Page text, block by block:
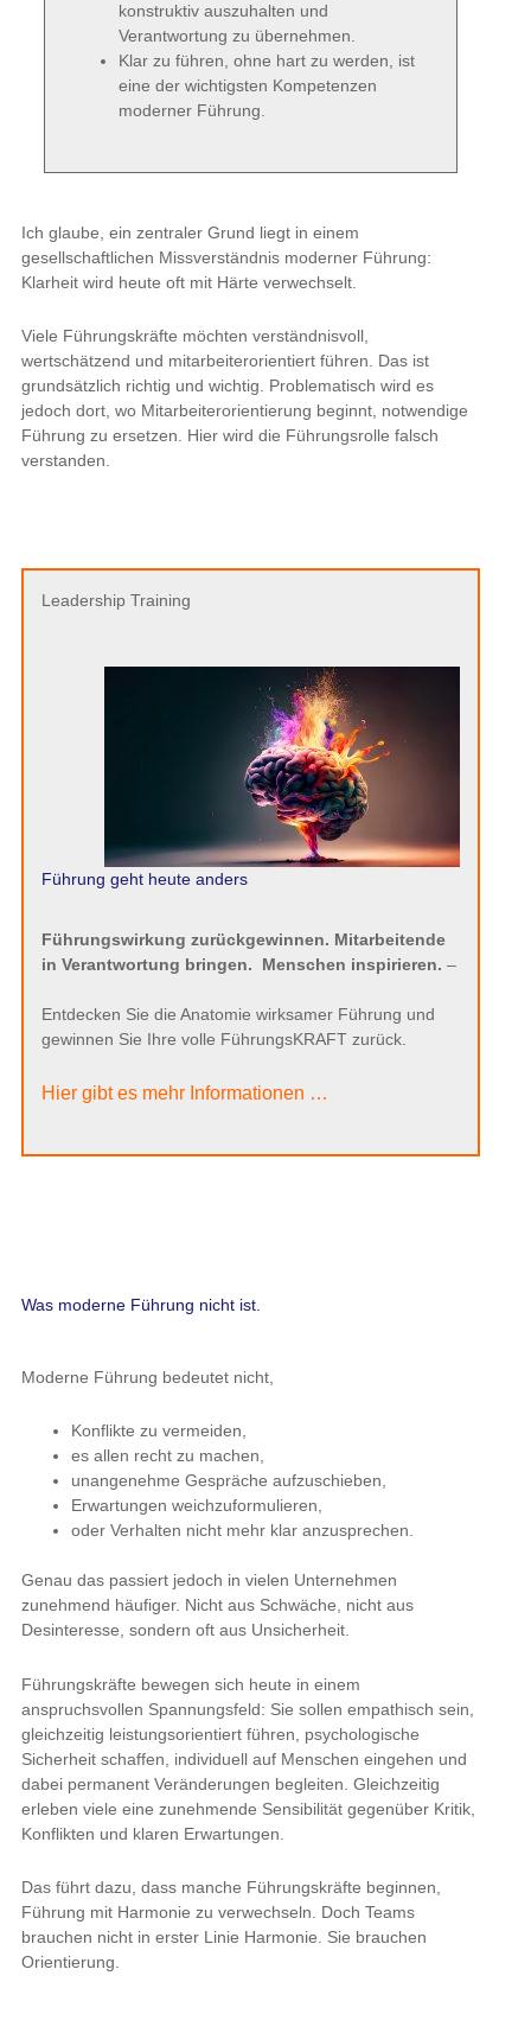
konstruktiv auszuhalten und
Verantwortung zu übernehmen.
Klar zu führen, ohne hart zu werden, ist
eine der wichtigsten Kompetenzen
moderner Führung.
Ich glaube, ein zentraler Grund liegt in einem
gesellschaftlichen Missverständnis moderner Führung:
Klarheit wird heute oft mit Härte verwechselt.
Viele Führungskräfte möchten verständnisvoll,
wertschätzend und mitarbeiterorientiert führen. Das ist
grundsätzlich richtig und wichtig. Problematisch wird es
jedoch dort, wo Mitarbeiterorientierung beginnt, notwendige
Führung zu ersetzen. Hier wird die Führungsrolle falsch
verstanden.
Leadership Training
Führung geht heute anders
Führungswirkung zurückgewinnen. Mitarbeitende
in Verantwortung bringen. Menschen inspirieren. –
Entdecken Sie die Anatomie wirksamer Führung und
gewinnen Sie Ihre volle FührungsKRAFT zurück.
Hier gibt es mehr Informationen …
Was moderne Führung nicht ist.
Moderne Führung bedeutet nicht,
Konflikte zu vermeiden,
es allen recht zu machen,
unangenehme Gespräche aufzuschieben,
Erwartungen weichzuformulieren,
oder Verhalten nicht mehr klar anzusprechen.
Genau das passiert jedoch in vielen Unternehmen
zunehmend häufiger. Nicht aus Schwäche, nicht aus
Desinteresse, sondern oft aus Unsicherheit.
Führungskräfte bewegen sich heute in einem
anspruchsvollen Spannungsfeld: Sie sollen empathisch sein,
gleichzeitig leistungsorientiert führen, psychologische
Sicherheit schaffen, individuell auf Menschen eingehen und
dabei permanent Veränderungen begleiten. Gleichzeitig
erleben viele eine zunehmende Sensibilität gegenüber Kritik,
Konflikten und klaren Erwartungen.
Das führt dazu, dass manche Führungskräfte beginnen,
Führung mit Harmonie zu verwechseln. Doch Teams
brauchen nicht in erster Linie Harmonie. Sie brauchen
Orientierung.